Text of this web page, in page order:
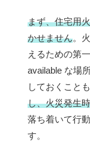
まず、住宅用
かせません。
えるための第
available な場
しておくこと
し、火災発生
落ち着いて行
す。